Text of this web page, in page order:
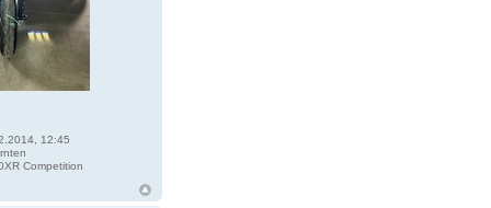
12:45
Competition